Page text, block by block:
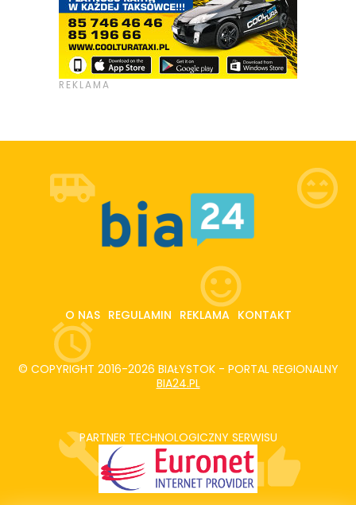
O NAS REGULAMIN REKLAMA KONTAKT
© COPYRIGHT 2016-2026 BIAŁYSTOK - PORTAL REGIONALNY
BIA24.PL
PARTNER TECHNOLOGICZNY SERWISU